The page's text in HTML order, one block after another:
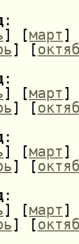
:
] [март]
] [
:
] [март]
] [
:
] [март]
] [
:
] [март]
] [